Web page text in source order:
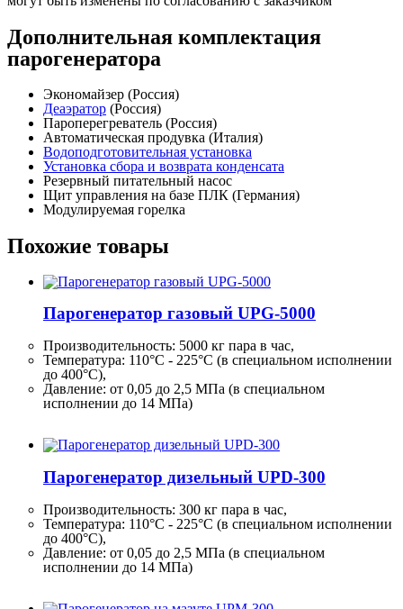
Дополнительная комплектация
парогенератора
Экономайзер (Россия)
Деаэратор (Россия)
Пароперегреватель (Россия)
Автоматическая продувка (Италия)
Водоподготовительная установка
Установка сбора и возврата конденсата
Резервный питательный насос
Щит управления на базе ПЛК (Германия)
Модулируемая горелка
Похожие товары
Парогенератор газовый UPG-5000
Производительность: 5000 кг пара в час,
Температура: 110°C - 225°C (в специальном исполнении
до 400°C),
Давление: от 0,05 до 2,5 МПа (в специальном
исполнении до 14 МПа)
Парогенератор дизельный UPD-300
Производительность: 300 кг пара в час,
Температура: 110°C - 225°C (в специальном исполнении
до 400°C),
Давление: от 0,05 до 2,5 МПа (в специальном
исполнении до 14 МПа)